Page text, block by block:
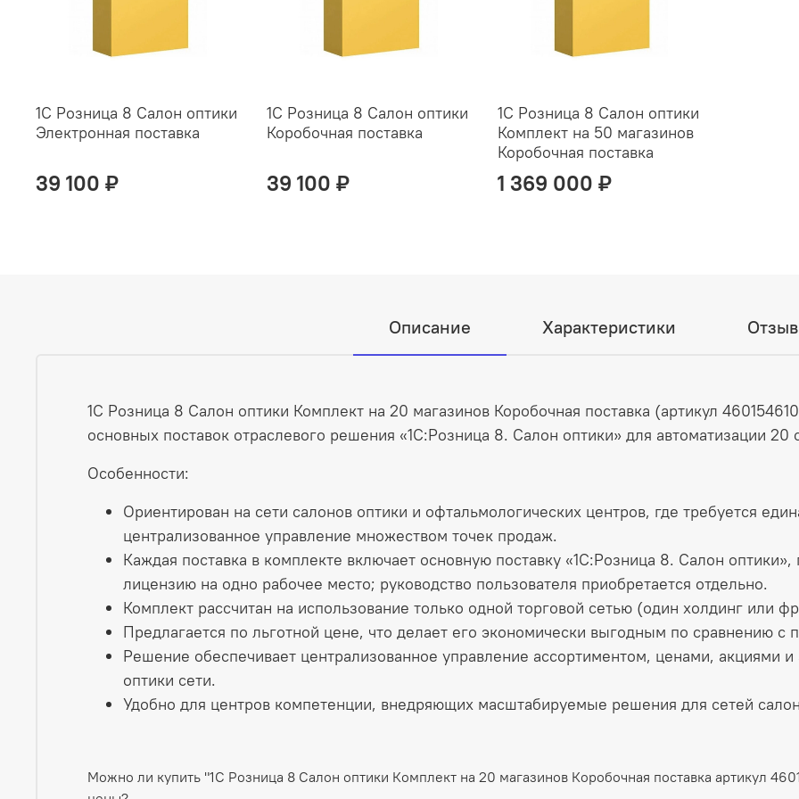
1С Розница 8 Салон оптики
Электронная поставка
39 100 ₽
1С Розница 8 Салон оптики
Коробочная поставка
39 100 ₽
1С Розница 8 Салон оптики
Комплект на 50 магазинов
Коробочная поставка
1 369 000 ₽
Описание Характеристики
1С Розница 8 Салон оптики Комплект на 20 магазинов Коробочная поставка (артикул
основных поставок отраслевого решения «1С:Розница 8. Салон оптики» для автоматизации 20
Особенности:
Ориентирован на сети салонов оптики и офтальмологических центров, где требуется
централизованное управление множеством точек продаж.
Каждая поставка в комплекте включает основную поставку «1С:Розница 8. Салон
лицензию на одно рабочее место; руководство пользователя приобретается отдельно.
Комплект рассчитан на использование только одной торговой сетью (один холдинг или
Предлагается по льготной цене, что делает его экономически выгодным по сравнению с
Решение обеспечивает централизованное управление ассортиментом, ценами, акциями
оптики сети.
Удобно для центров компетенции, внедряющих масштабируемые решения для сетей
Можно ли купить "1С Розница 8 Салон оптики Комплект на 20 магазинов Коробочная поставка артикул